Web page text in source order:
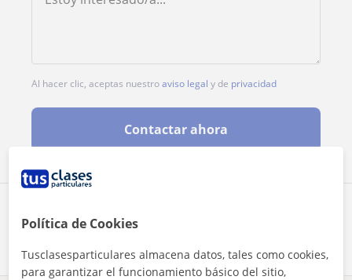
Al hacer clic, aceptas nuestroaviso legal y de privacidad
Contactar ahora
Política de Cookies
Tusclasesparticulares almacena datos, tales como cookies,
para garantizar el funcionamiento básico del sitio,